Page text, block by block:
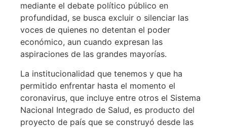
mediante el debate político público en
profundidad, se busca excluir o silenciar las
voces de quienes no detentan el poder
económico, aun cuando expresan las
aspiraciones de las grandes mayorías.
La institucionalidad que tenemos y que ha
permitido enfrentar hasta el momento el
coronavirus, que incluye entre otros el Sistema
Nacional Integrado de Salud, es producto del
proyecto de país que se construyó desde las